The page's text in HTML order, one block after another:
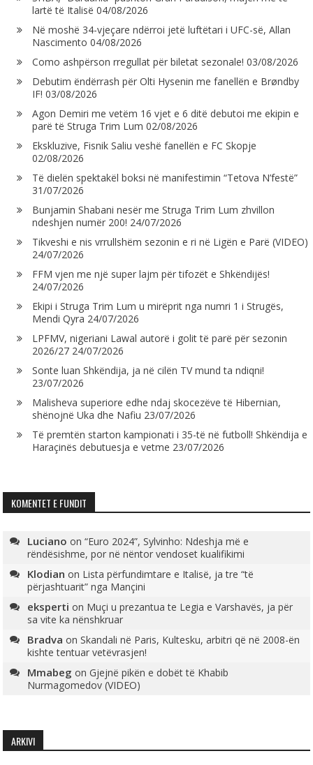
lartë të Italisë 04/08/2026
Në moshë 34-vjeçare ndërroi jetë luftëtari i UFC-së, Allan
Nascimento 04/08/2026
Como ashpërson rregullat për biletat sezonale! 03/08/2026
Debutim ëndërrash për Olti Hysenin me fanellën e Brøndby
IF! 03/08/2026
Agon Demiri me vetëm 16 vjet e 6 ditë debutoi me ekipin e
parë të Struga Trim Lum 02/08/2026
Ekskluzive, Fisnik Saliu veshë fanellën e FC Skopje
02/08/2026
Të dielën spektakël boksi në manifestimin “Tetova N’festë”
31/07/2026
Bunjamin Shabani nesër me Struga Trim Lum zhvillon
ndeshjen numër 200! 24/07/2026
Tikveshi e nis vrrullshëm sezonin e ri në Ligën e Parë (VIDEO)
24/07/2026
FFM vjen me një super lajm për tifozët e Shkëndijës!
24/07/2026
Ekipi i Struga Trim Lum u mirëprit nga numri 1 i Strugës,
Mendi Qyra 24/07/2026
LPFMV, nigeriani Lawal autorë i golit të parë për sezonin
2026/27 24/07/2026
Sonte luan Shkëndija, ja në cilën TV mund ta ndiqni!
23/07/2026
Malisheva superiore edhe ndaj skocezëve të Hibernian,
shënojnë Uka dhe Nafiu 23/07/2026
Të premtën starton kampionati i 35-të në futboll! Shkëndija e
Haraçinës debutuesja e vetme 23/07/2026
KOMENTET E FUNDIT
Luciano on“Euro 2024”, Sylvinho: Ndeshja më e
rëndësishme, por në nëntor vendoset kualifikimi
Klodian on Lista përfundimtare e Italisë, ja tre “të
përjashtuarit” nga Mançini
eksperti on Muçi u prezantua te Legia e Varshavës, ja për
sa vite ka nënshkruar
Bradva onSkandali në Paris, Kultesku, arbitri që në 2008-ën
kishte tentuar vetëvrasjen!
Mmabeg onGjejnë pikën e dobët të Khabib
Nurmagomedov (VIDEO)
ARKIVI